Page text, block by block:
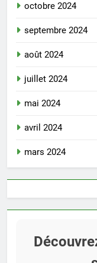
octobre 2024
septembre 2024
août 2024
juillet 2024
mai 2024
avril 2024
mars 2024